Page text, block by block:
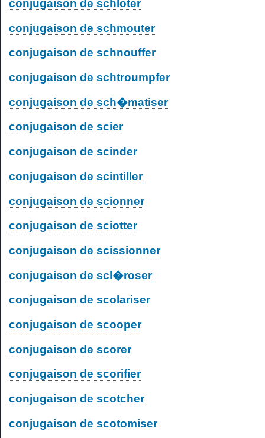
conjugaison de schloter
conjugaison de schmouter
conjugaison de schnouffer
conjugaison de schtroumpfer
conjugaison de sch�matiser
conjugaison de scier
conjugaison de scinder
conjugaison de scintiller
conjugaison de scionner
conjugaison de sciotter
conjugaison de scissionner
conjugaison de scl�roser
conjugaison de scolariser
conjugaison de scooper
conjugaison de scorer
conjugaison de scorifier
conjugaison de scotcher
conjugaison de scotomiser